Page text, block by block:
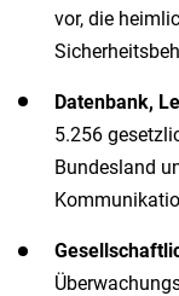
vor, die
Datenbank,
5.256
Bundesland